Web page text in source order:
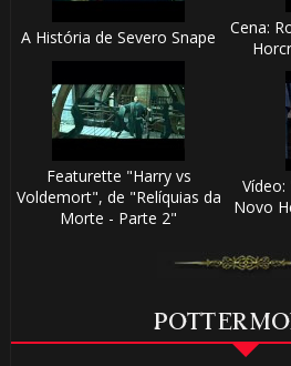
A História de Severo Snape
Cena:
Featurette "Harry vs
Voldemort", de "Relíquias da
Morte - Parte 2"
Novo